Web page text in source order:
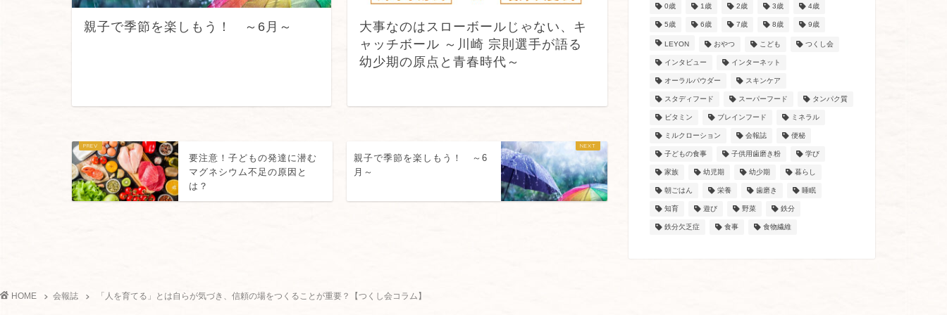
親子で季節を楽しもう！ ～6月～
大事なのはスローボールじゃない、キ
ャッチボール ～川崎 宗則選手が語る
幼少期の原点と青春時代～
要注意！子どもの発達に潜む
マグネシウム不足の原因と
は？
親子で季節を楽しもう！ ～6
月～
0歳 1歳 2歳 3歳 4歳
5歳 6歳 7歳 8歳 9歳
LEYON おやつ こども つくし会
インタビュー インターネット
オーラルパウダー スキンケア
スタディフード スーパーフード タンパク質
ビタミン ブレインフード ミネラル
ミルクローション 会報誌 便秘
子どもの食事 子供用歯磨き粉 学び
家族 幼児期 幼少期 暮らし
朝ごはん 栄養 歯磨き 睡眠
知育 遊び 野菜 鉄分
鉄分欠乏症 食事 食物繊維
HOME 会報誌 「人を育てる」とは自らが気づき、信頼の場をつくることが重要？【つくし会コラム】